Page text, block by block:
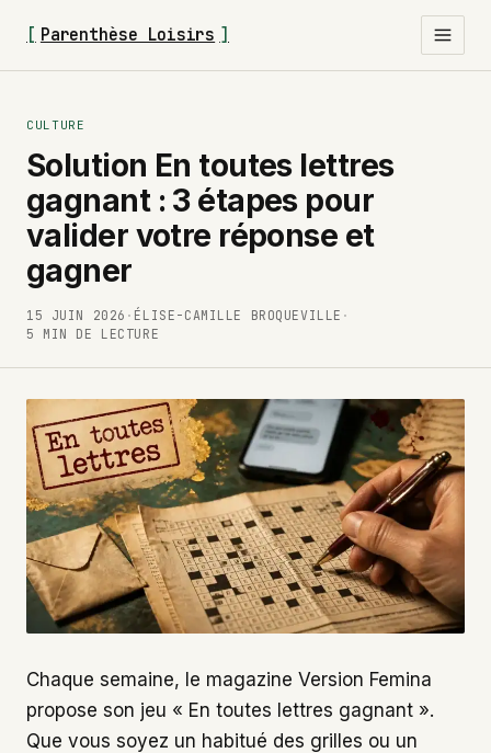
[ Parenthèse Loisirs ]
CULTURE
Solution En toutes lettres
gagnant : 3 étapes pour
valider votre réponse et
gagner
15 JUIN 2026 · ÉLISE-CAMILLE BROQUEVILLE ·
5 MIN DE LECTURE
Chaque semaine, le magazine Version Femina
propose son jeu « En toutes lettres gagnant ».
Que vous soyez un habitué des grilles ou un